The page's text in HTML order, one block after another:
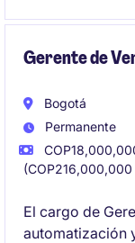
proyectos
Gerente de
Bogotá
Permanente
El cargo de
automatización